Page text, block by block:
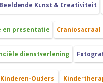
Beeldende Kunst & Creativiteit
en presentatie Craniosacraal
dienstverlening
Kinderen-Ouders